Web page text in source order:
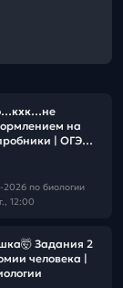
на
| ОГЭ
2026 по биологии
12:00
Задания 2
человека |